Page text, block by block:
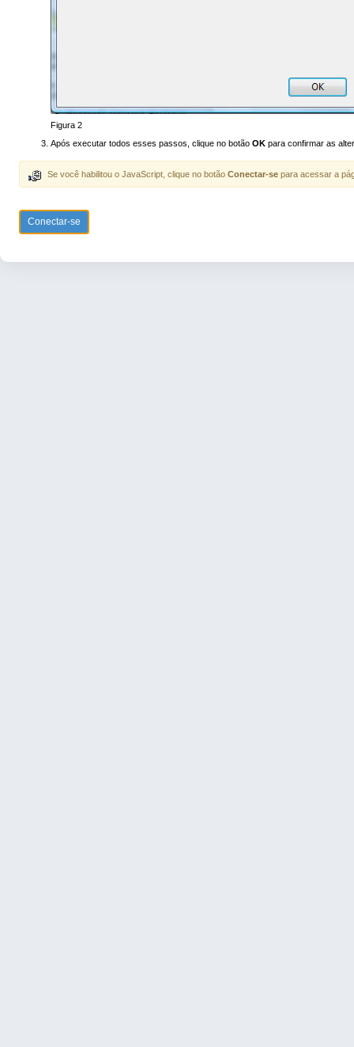
Figura 2
Após executar todos esses passos, clique no botão OK para confirmar as
Se você habilitou o JavaScript, clique no botão Conectar-se para acessar a